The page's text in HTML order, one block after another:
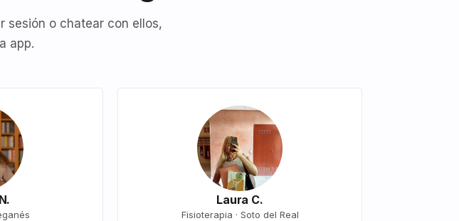
sesión o chatear con ellos,
app.
Laura C.
Fisioterapia · Soto del Real